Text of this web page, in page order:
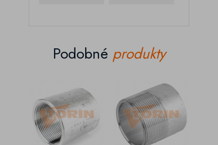
Podobné produkty